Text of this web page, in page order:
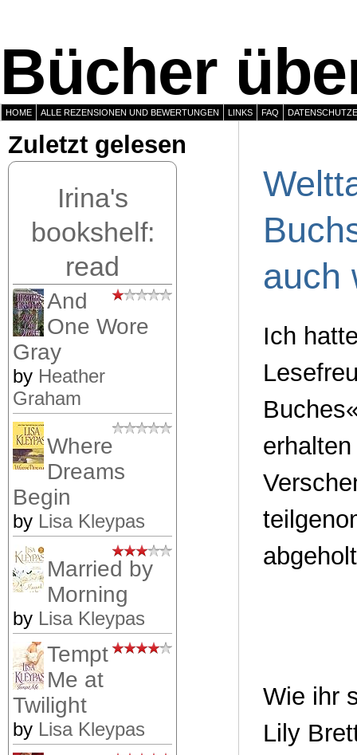
Bücher
HOME ALLE REZENSIONEN UND BEWERTUNGEN LINKS FAQ
Zuletzt gelesen
Irina's
bookshelf:
read
And
One Wore
Gray
by Heather
Graham
Where
Dreams
Begin
by Lisa Kleypas
Married by
Morning
by Lisa Kleypas
Tempt
Me at
Twilight
by Lisa Kleypas
auch
Ich
Wie ihr
Lily